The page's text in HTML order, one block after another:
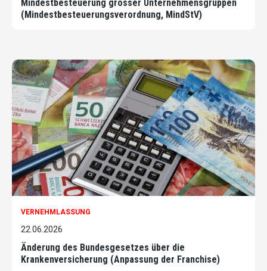
Mindestbesteuerung grosser Unternehmensgruppen
(Mindestbesteuerungsverordnung, MindStV)
VERNEHMLASSUNG
22.06.2026
Änderung des Bundesgesetzes über die
Krankenversicherung (Anpassung der Franchise)